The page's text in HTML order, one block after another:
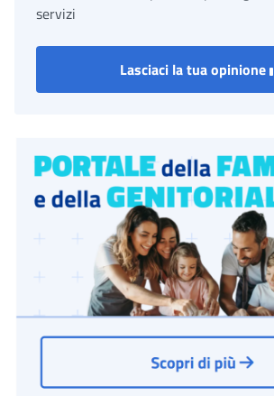
servizi
Lasciaci la tua opinione